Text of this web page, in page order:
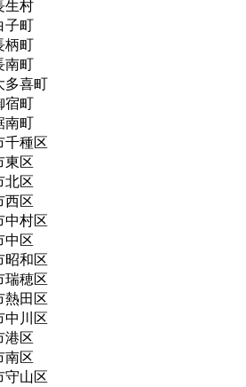
生村
子町
柄町
南町
多喜町
宿町
南町
千種区
東区
北区
西区
中村区
中区
昭和区
瑞穂区
熱田区
中川区
港区
南区
守山区